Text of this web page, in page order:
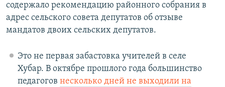
содержало рекомендацию районного собрания в
адрес сельского совета депутатов об отзыве
мандатов двоих сельских депутатов.
Это не первая забастовка учителей в селе
Хубар. В октябре прошлого года большинство
педагогов несколько дней не выходили на